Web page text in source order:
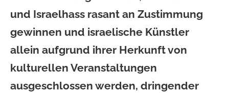
und Israelhass rasant an Zustimmung
gewinnen und israelische Künstler
allein aufgrund ihrer Herkunft von
kulturellen Veranstaltungen
ausgeschlossen werden, dringender